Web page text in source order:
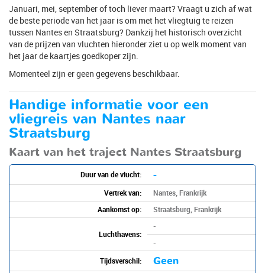
Januari, mei, september of toch liever maart? Vraagt u zich af wat
de beste periode van het jaar is om met het vliegtuig te reizen
tussen Nantes en Straatsburg? Dankzij het historisch overzicht
van de prijzen van vluchten hieronder ziet u op welk moment van
het jaar de kaartjes goedkoper zijn.
Momenteel zijn er geen gegevens beschikbaar.
Handige informatie voor een
vliegreis van Nantes naar
Straatsburg
Kaart van het traject Nantes Straatsburg
Duur van de vlucht: -
Vertrek van:
Nantes, Frankrijk
Aankomst op:
Straatsburg, Frankrijk
Luchthavens:
-
-
Tijdsverschil:
Geen